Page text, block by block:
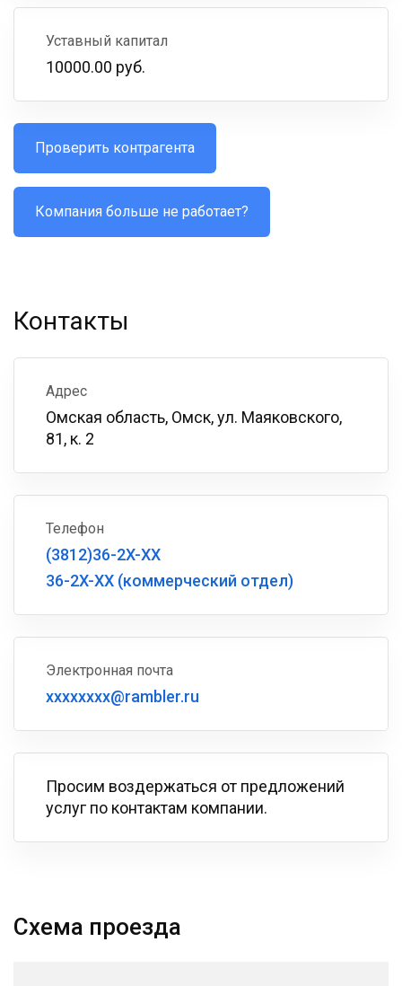
Уставный капитал
10000.00 руб.
Проверить контрагента
Компания больше не работает?
Контакты
Адрес
Омская область, Омск, ул. Маяковского,
81, к. 2
Телефон
(3812)36-2X-XX
36-2X-XX (коммерческий отдел)
Электронная почта
xxxxxxxx@rambler.ru
Просим воздержаться от предложений
услуг по контактам компании.
Схема проезда